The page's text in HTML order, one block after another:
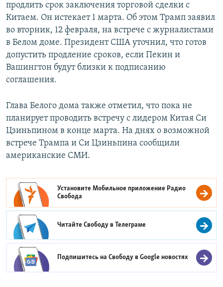
Все сайты РСЕ/РС
продлить срок заключения торговой сделки с
Китаем. Он истекает 1 марта. Об этом Трамп заявил
во вторник, 12 февраля, на встрече с журналистами
в Белом доме. Президент США уточнил, что готов
допустить продление сроков, если Пекин и
Вашингтон будут близки к подписанию
соглашения.
Глава Белого дома также отметил, что пока не
планирует проводить встречу с лидером Китая Си
Цзиньпином в конце марта. На днях о возможной
встрече Трампа и Си Цзиньпина сообщили
американские СМИ.
Установите Мобильное приложение Радио
Свобода
Читайте Свободу вТелеграме
Подпишитесь на Свободу вGoogle новостях